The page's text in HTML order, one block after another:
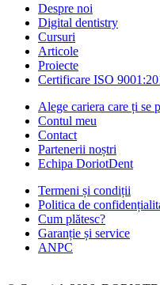
Despre noi
Digital dentistry
Cursuri
Articole
Proiecte
Certificare ISO
Alege cariera care ți se
Contul meu
Contact
Partenerii noștri
Echipa DoriotDent
Termeni și condiții
Politica de
Cum plătesc?
Garanție și service
ANPC